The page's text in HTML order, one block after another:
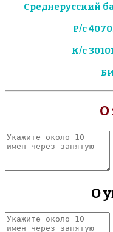
Среднерусский
Р/с
К/с
О
Укажите
около
имен
О
Укажите
около